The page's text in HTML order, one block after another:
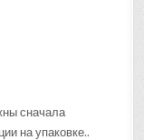
сначала
на упаковке..